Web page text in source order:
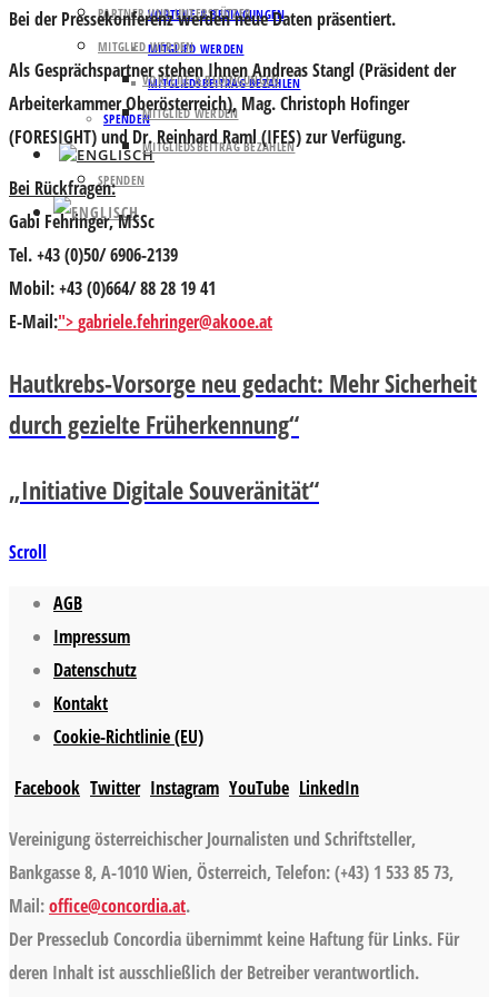
VORTEILE & BEDINGUNGEN
MITGLIED WERDEN
MITGLIEDSBEITRAG BEZAHLEN
SPENDEN
PARTNER UND UNTERSTÜTZER
MITGLIED WERDEN
VORTEILE & BEDINGUNGEN
MITGLIED WERDEN
MITGLIEDSBEITRAG BEZAHLEN
SPENDEN
Bei der Pressekonferenz werden neue Daten präsentiert.
Als Gesprächspartner stehen IhnenAndreas Stangl (Präsident der
Arbeiterkammer Oberösterreich), Mag.Christoph Hofinger
(FORESIGHT) und Dr.Reinhard Raml(IFES) zur Verfügung.
Bei Rückfragen:
Gabi Fehringer, MSSc
Tel. +43 (0)50/ 6906-2139
Mobil: +43 (0)664/ 88 28 19 41
E-Mail:">gabriele.fehringer@akooe.at
Hautkrebs-Vorsorge neu gedacht: Mehr Sicherheit
durch gezielte Früherkennung“
„Initiative Digitale Souveränität“
Scroll
AGB
Impressum
Datenschutz
Kontakt
Cookie-Richtlinie (EU)
Facebook Twitter Instagram YouTube LinkedIn
Vereinigung österreichischer Journalisten und Schriftsteller,
Bankgasse 8, A-1010 Wien, Österreich, Telefon: (+43) 1 533 85 73,
Mail:office@concordia.at.
Der Presseclub Concordia übernimmt keine Haftung für Links. Für
deren Inhalt ist ausschließlich der Betreiber verantwortlich.